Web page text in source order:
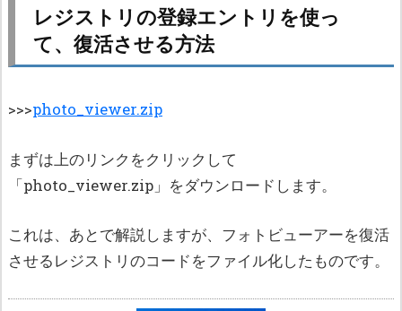
レジストリの登録エントリを使っ
て、復活させる方法
>>>photo_viewer.zip
まずは上のリンクをクリックして
「photo_viewer.zip」をダウンロードします。
これは、あとで解説しますが、フォトビューアーを復活
させるレジストリのコードをファイル化したものです。